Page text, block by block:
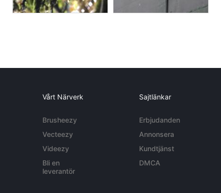
Vårt Närverk
Brusheezy
Vecteezy
Videezy
Bli en
leverantör
Sajtlänkar
Erbjudanden
Annonsera
Kundtjänst
DMCA